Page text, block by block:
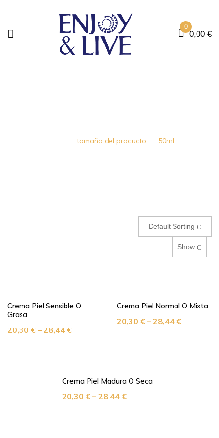
0
0,00 €
tamaño del producto 50ml
Default Sorting
Show
Crema Piel Sensible O
Grasa
20,30 € – 28,44 €
Crema Piel Normal O Mixta
20,30 € – 28,44 €
Crema Piel Madura O Seca
20,30 € – 28,44 €